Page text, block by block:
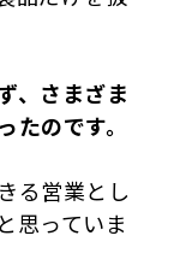
、さまざま
のです。
る営業とし
思っていま